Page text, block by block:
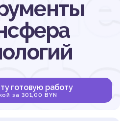
готовую работу
за 301,00 BYN